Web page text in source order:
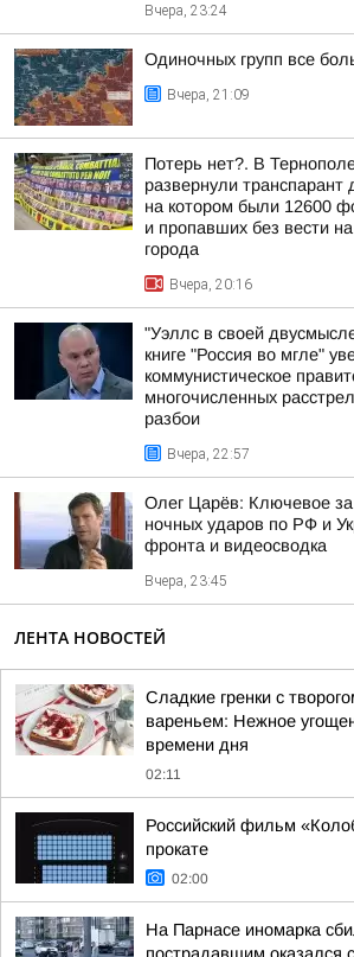
Вчера, 23:24
Одиночных групп все
Вчера, 21:09
Потерь нет?. В
развернули транспарант
на котором были 12600
и пропавших без вести
города
Вчера, 20:16
"Уэллс в своей
книге "Россия во мгле"
коммунистическое
многочисленных
разбои
Вчера, 22:57
Олег Царёв: Ключевое за
ночных ударов по РФ и
фронта и видеосводка
Вчера, 23:45
ЛЕНТА НОВОСТЕЙ
Сладкие гренки с
вареньем: Нежное
времени дня
02:11
Российский фильм
прокате
02:00
На Парнасе иномарка